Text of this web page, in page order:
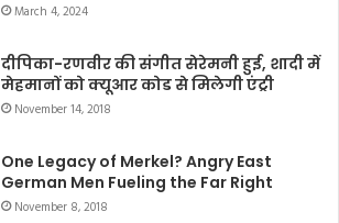
March 4, 2024
दीपिका-रणवीर की संगीत सेरेमनी हुई, शादी में
मेहमानों को क्यूआर कोड से मिलेगी एंट्री
November 14, 2018
One Legacy of Merkel? Angry East
German Men Fueling the Far Right
November 8, 2018